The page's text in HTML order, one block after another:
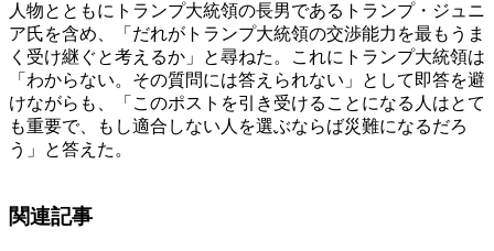
人物とともにトランプ大統領の長男であるトランプ・ジュニ
ア氏を含め、「だれがトランプ大統領の交渉能力を最もうま
く受け継ぐと考えるか」と尋ねた。これにトランプ大統領は
「わからない。その質問には答えられない」として即答を避
けながらも、「このポストを引き受けることになる人はとて
も重要で、もし適合しない人を選ぶならば災難になるだろ
う」と答えた。
関連記事